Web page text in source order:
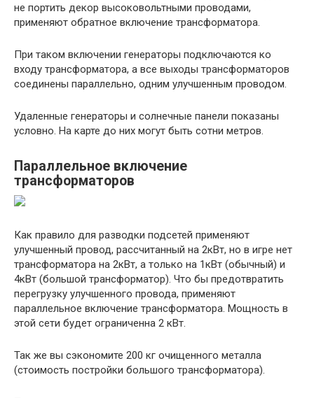
не портить декор высоковольтными проводами,
применяют обратное включение трансформатора.
При таком включении генераторы подключаются ко
входу трансформатора, а все выходы трансформаторов
соединены параллельно, одним улучшенным проводом.
Удаленные генераторы и солнечные панели показаны
условно. На карте до них могут быть сотни метров.
Параллельное включение
трансформаторов
Как правило для разводки подсетей применяют
улучшенный провод, рассчитанный на 2кВт, но в игре нет
трансформатора на 2кВт, а только на 1кВт (обычный) и
4кВт (большой трансформатор). Что бы предотвратить
перегрузку улучшенного провода, применяют
параллельное включение трансформатора. Мощность в
этой сети будет ограниченна 2 кВт.
Так же вы сэкономите 200 кг очищенного металла
(стоимость постройки большого трансформатора).